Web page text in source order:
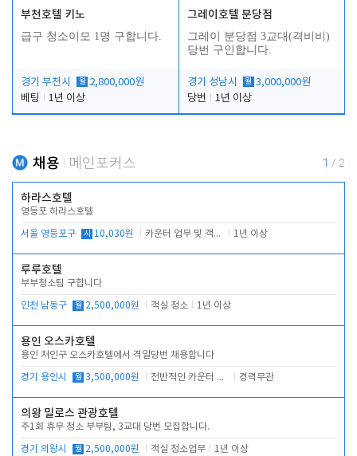
부천호텔 키노
급구 청소이모 1명 구합니다.
경기 부천시 월 2,800,000원
베팅
1년 이상
그레이호텔 분당점
그레이 분당점 3교대(격비비)
당번 구인합니다.
경기 성남시 월 3,000,000원
당번
1년 이상
채용 메인포커스 1 / 2
하라스호텔
영등포 하라스호텔
서울 영등포구 시 10,030원 카운터 업무 및 객실관리(청소상태 확인, 객실판매) 1년 이상
루루호텔
부부청소팀 구합니다
인천 남동구 월 2,500,000원 객실 청소 1년 이상
용인 오스카호텔
용인 처인구 오스카호텔에서 격일당번 채용합니다
경기 용인시 월 3,500,000원 전반적인 카운터 업무 경력무관
의왕 밀로스 관광호텔
주1회 휴무 청소 부부팀, 3교대 당번 모집합니다.
경기 의왕시 월 2,500,000원 객실 청소업무 1년 이상